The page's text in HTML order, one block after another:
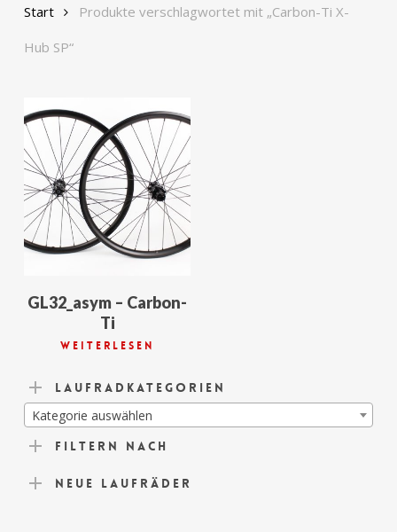
Start
Produkte verschlagwortet mit „Carbon-Ti X-
Hub SP“
GL32_asym – Carbon-
Ti
Weiterlesen
Laufradkategorien
Kategorie auswählen
Filtern nach
Neue Laufräder